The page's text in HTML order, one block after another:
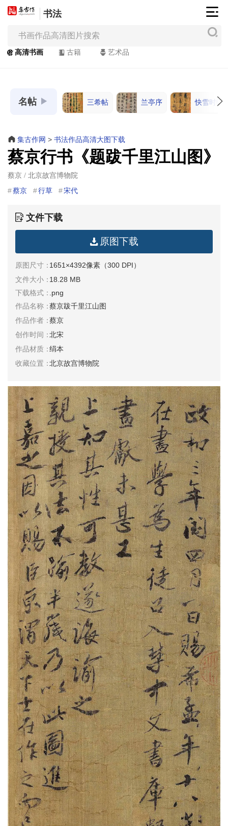
书法
高清书画 古籍 艺术品
名帖 三希帖 兰亭序 快雪时晴
集古作网 > 书法作品高清大图下载
蔡京行书《题跋千里江山图》
蔡京 / 北京故宫博物院
蔡京 行草 宋代
文件下载
原图下载
原图尺寸：1651×4392像素（300 DPI）
文件大小：18.28 MB
下载格式： .png
作品名称：蔡京跋千里江山图
作品作者：蔡京
创作时间：北宋
作品材质：绢本
收藏位置：北京故宫博物院
古
作
网
书
画
/
Painting
&
书
法
|
书
法
家
高
清
国
国
画
家
高
清
油
画
|
油
画
家
高
清
版
画
|
版
画
家
高
清
水
彩
|
水
彩
画
家
高
清
素
描
|